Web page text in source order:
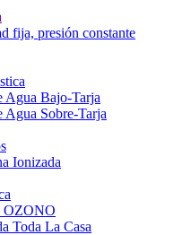
fija, presión constante
Agua Bajo-Tarja
Agua Sobre-Tarja
Ionizada
OZONO
Toda La Casa